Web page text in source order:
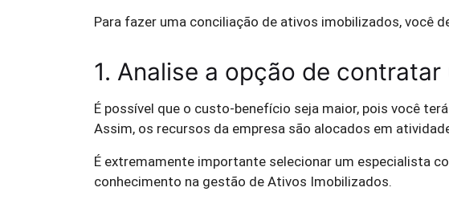
Para fazer uma conciliação de ativos imobilizados, você
1. Analise a opção de
É possível que o custo-benefício seja maior, pois você
Assim, os recursos da empresa são alocados em
É extremamente importante selecionar um especialista
conhecimento na gestão de Ativos Imobilizados.